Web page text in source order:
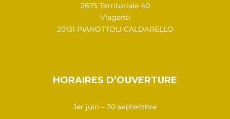
2675 Territoriale 40
Viagenti
20131 PIANOTTOLI CALDARELLO
HORAIRES D’OUVERTURE
1er juin – 30 septembre